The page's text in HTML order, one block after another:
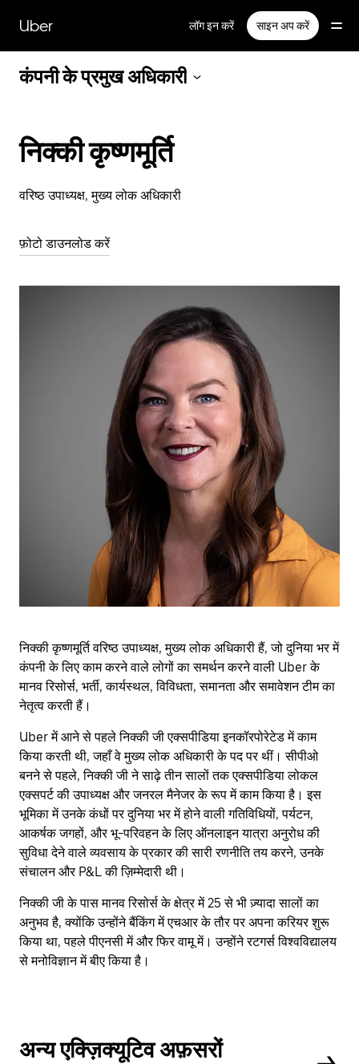
सामग्री
पर
Uber लॉग इन करें साइन अप करें
कंपनी के प्रमुख अधिकारी
निक्की कृष्णमूर्ति
वरिष्ठ उपाध्यक्ष, मुख्य लोक अधिकारी
फ़ोटो डाउनलोड करें
निक्की कृष्णमूर्ति वरिष्ठ उपाध्यक्ष, मुख्य लोक अधिकारी हैं, जो दुनिया भर में
कंपनी के लिए काम करने वाले लोगों का समर्थन करने वाली Uber के
मानव रिसोर्स, भर्ती, कार्यस्थल, विविधता, समानता और समावेशन टीम का
नेतृत्व करती हैं।
Uber में आने से पहले निक्की जी एक्सपीडिया इनकॉरपोरेटेड में काम
किया करती थी, जहाँ वे मुख्य लोक अधिकारी के पद पर थीं। सीपीओ
बनने से पहले, निक्की जी ने साढ़े तीन सालों तक एक्सपीडिया लोकल
एक्सपर्ट की उपाध्यक्ष और जनरल मैनेजर के रूप में काम किया है। इस
भूमिका में उनके कंधों पर दुनिया भर में होने वाली गतिविधियों, पर्यटन,
आकर्षक जगहों, और भू-परिवहन के लिए ऑनलाइन यात्रा अनुरोध की
सुविधा देने वाले व्यवसाय के प्रकार की सारी रणनीति तय करने, उनके
संचालन और P&L की ज़िम्मेदारी थी।
निक्की जी के पास मानव रिसोर्स के क्षेत्र में 25 से भी ज़्यादा सालों का
अनुभव है, क्योंकि उन्होंने बैंकिंग में एचआर के तौर पर अपना करियर शुरू
किया था, पहले पीएनसी में और फिर वामू में। उन्होंने रटगर्स विश्वविद्यालय
से मनोविज्ञान में बीए किया है।
अन्य एक्ज़िक्यूटिव अफ़सरों